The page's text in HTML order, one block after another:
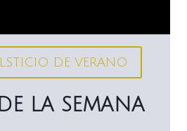
DE VERANO
LA SEMANA